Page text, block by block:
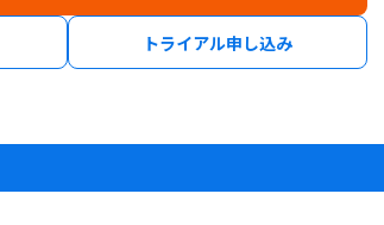
トライアル申し込み